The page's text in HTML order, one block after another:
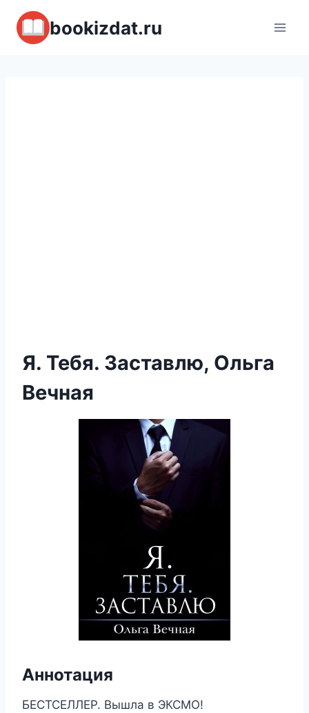
Перейти
содержимому
bookizdat.ru
Я. Тебя. Заставлю, Ольга
Вечная
Аннотация
БЕСТСЕЛЛЕР. Вышла в ЭКСМО!